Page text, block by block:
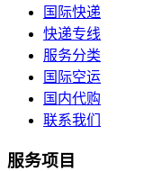
国际快递
快递专线
服务分类
国际空运
国内代购
联系我们
服务项目